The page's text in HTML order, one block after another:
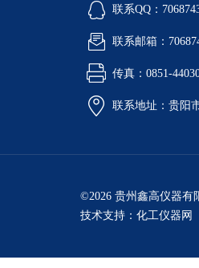
联系QQ：
联系邮箱：
传真：0851-
联系地址：贵阳
©2026 贵州鑫高仪器有
技术支持： 化工仪器网